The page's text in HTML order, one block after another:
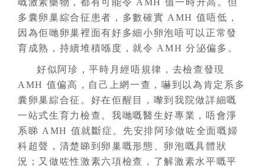
多囊卵巢綜合征患者，多數確實 AMH 值唔低，
因為佢哋卵巢裡面有好多細小卵泡唔可以正常發
育成熟，持續堆積喺度，就令 AMH 分泌偏多。
好似阿珍，平時月經唔規律，去檢查發現
AMH 值偏高，自己上網一查，嚇到以為肯定系多
囊卵巢綜合征。好在佢醒目，嚟到我院做詳細嘅
一站式生育力檢查。我哋嘅醫生好專業，唔會淨
系睇 AMH 值就斷症。先安排阿珍做咗全面嘅婦
科超聲，清楚睇到卵巢嘅形態、卵泡嘅具體狀
況；又做咗性激素六項檢查，了解激素水平嘅平